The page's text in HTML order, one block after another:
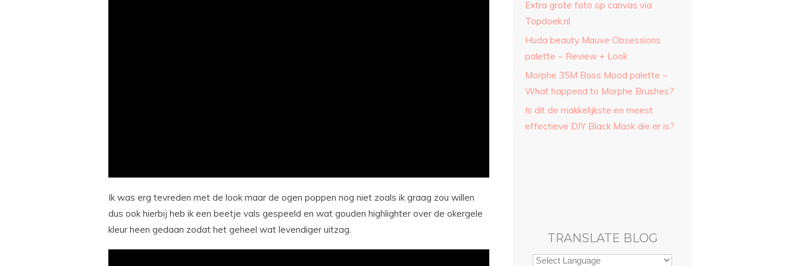
Ik was erg tevreden met de look maar de ogen poppen nog niet zoals ik graag zou willen
dus ook hierbij heb ik een beetje vals gespeeld en wat gouden highlighter over de okergele
kleur heen gedaan zodat het geheel wat levendiger uitzag.
Extra grote foto op canvas via
Topdoek.nl
Huda beauty Mauve Obsessions
palette ~ Review + Look
Morphe 35M Boss Mood palette ~
What happend to Morphe Brushes?
Is dit de makkelijkste en meest
effectieve DIY Black Mask die er is?
TRANSLATE BLOG